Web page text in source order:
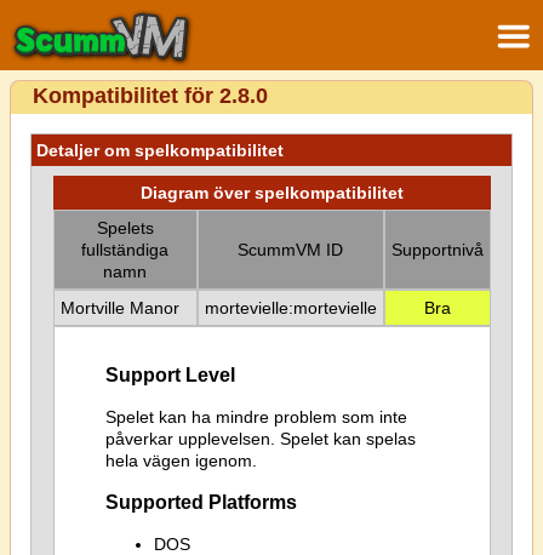
Kompatibilitet för 2.8.0
Detaljer om spelkompatibilitet
Diagram över spelkompatibilitet
Spelets
fullständiga
namn
ScummVM ID Supportnivå
Mortville Manor mortevielle:mortevielle Bra
Support Level
Spelet kan ha mindre problem som inte
påverkar upplevelsen. Spelet kan spelas
hela vägen igenom.
Supported Platforms
DOS